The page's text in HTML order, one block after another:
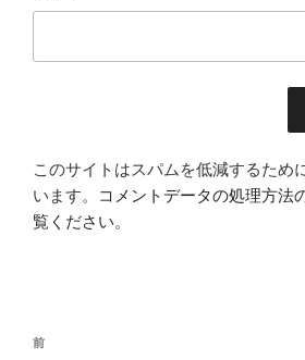
このサイトはスパムを低減するため
います。
コメントデータの処理方法
覧ください。
投
前
前